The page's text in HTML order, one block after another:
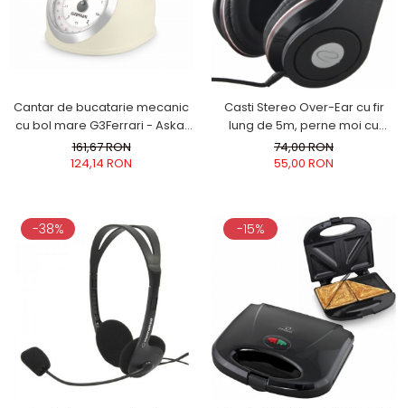
Cantar de bucatarie mecanic
cu bol mare G3Ferrari - Aska,
capacitate max. 5 kg, diviziune
25g, functie tara si zero, design
161,67 RON
124,14 RON
Casti Stereo Over-Ear cu fir
lung de 5m, perne moi cu
izolatie fonica perfecta, control
volum pe fir, reglaj usor pe
culoare negru cu ros
74,00 RON
55,00 RON
-38% -15%